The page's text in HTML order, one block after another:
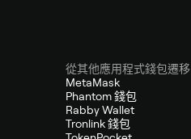
從其他應用程式錢包遷移
MetaMask
Phantom 錢包
Rabby Wallet
Tronlink 錢包